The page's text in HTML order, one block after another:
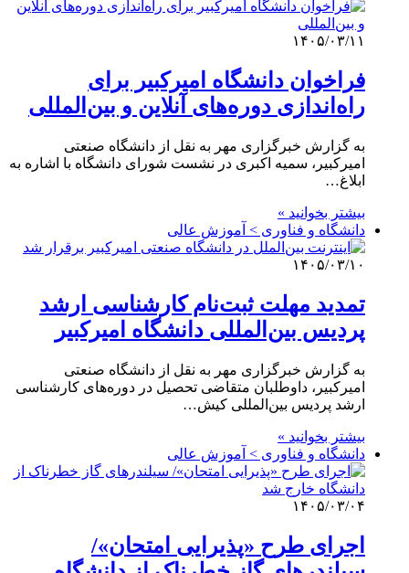
۱۴۰۵/۰۳/۱۱
فراخوان دانشگاه امیرکبیر برای
راه‌اندازی دوره‌های آنلاین و بین‌المللی
به گزارش خبرگزاری مهر به نقل از دانشگاه صنعتی
امیرکبیر، سمیه اکبری در نشست شورای دانشگاه با اشاره به
ابلاغ…
بیشتر بخوانید »
دانشگاه و فناوری > آموزش عالی
۱۴۰۵/۰۳/۱۰
تمدید مهلت ثبت‌نام کارشناسی ارشد
پردیس بین‌المللی دانشگاه امیرکبیر
به گزارش خبرگزاری مهر به نقل از دانشگاه صنعتی
امیرکبیر، داوطلبان متقاضی تحصیل در دوره‌های کارشناسی
ارشد پردیس بین‌المللی کیش…
بیشتر بخوانید »
دانشگاه و فناوری > آموزش عالی
۱۴۰۵/۰۳/۰۴
اجرای طرح «پذیرایی امتحان»/